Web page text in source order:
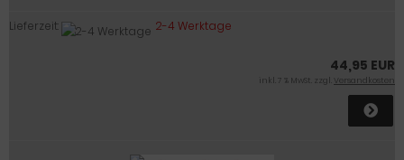
Lieferzeit: 2-4 Werktage
44,95 EUR
inkl. 7 % MwSt. zzgl. Versandkosten